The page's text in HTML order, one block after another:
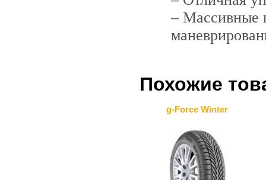
– Массивные
Похожие
g-Force Winter